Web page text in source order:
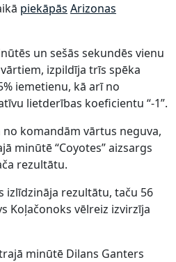
piekāpās Arizonas
un sešās sekundēs vienu
izpildīja trīs spēka
iemetienu, kā arī no
lietderības koeficientu “-1”.
komandām vārtus neguva,
minūtē “Coyotes” aizsargs
rezultātu.
izlīdzināja rezultātu, taču 56
Koļačonoks vēlreiz izvirzīja
minūtē Dilans Ganters